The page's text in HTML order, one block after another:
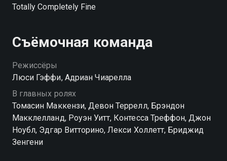
Totally Completely Fine
Съёмочная команда
Режиссёры
Люси Гэффи, Адриан Чиарелла
В главных ролях
Томасин Маккензи, Девон Террелл, Брэндон
Макклелланд, Роуэн Уитт, Контесса Треффон, Джон
Ноубл, Эдгар Витторино, Лекси Холлетт, Бриджид
Зенгени